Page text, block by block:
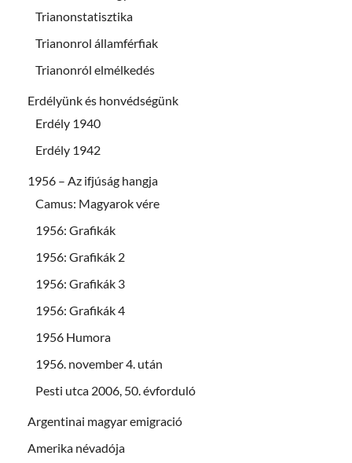
Trianonstatisztika
Trianonrol államférfiak
Trianonról elmélkedés
Erdélyünk és honvédségünk
Erdély 1940
Erdély 1942
1956 – Az ifjúság hangja
Camus: Magyarok vére
1956: Grafikák
1956: Grafikák 2
1956: Grafikák 3
1956: Grafikák 4
1956 Humora
1956. november 4. után
Pesti utca 2006, 50. évforduló
Argentinai magyar emigració
Amerika névadója